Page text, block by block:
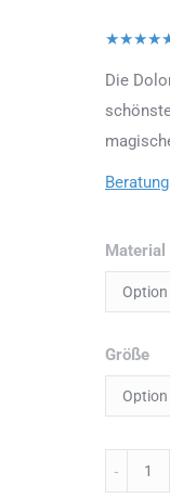
Die
Material
Größe
Menge